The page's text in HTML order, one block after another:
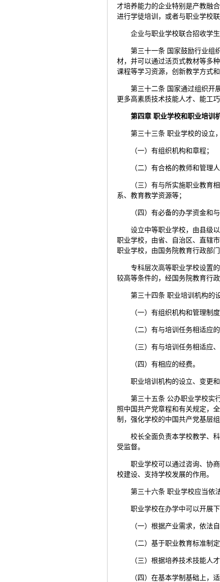
才培养能力的企业特别是产教融
进行学徒培训，或者与职业学校
企业与职业学校联合招收学
第三十一条 国家鼓励行业组
材，并可以通过活页式教材等多
课程等学习资源，创新教学方式
第三十二条 国家通过组织开
更多高素质技术技能人才、能工
第四章 职业学校和职业培训
第三十三条 职业学校的设立
（一）有组织机构和章程；
（二）有合格的教师和管理
（三）有与所实施职业教育
系、教育教学资源等；
（四）有必备的办学资金和
设立中等职业学校，由县级
职业学校，由省、自治区、直辖
职业学校，由国务院教育行政部
专科层次高等职业学校设置
较高等条件的，经国务院教育行
第三十四条 职业培训机构的
（一）有组织机构和管理制
（二）有与培训任务相适应
（三）有与培训任务相适应
（四）有相应的经费。
职业培训机构的设立、变更
第三十五条 公办职业学校实
照中国共产党章程和有关规定，
制，强化学校的中国共产党基层
校长全面负责本学校教学、
受监督。
职业学校可以通过咨询、协
校建设、支持学校发展的作用。
第三十六条 职业学校应当依
职业学校在办学中可以开展
（一）根据产业需求，依法
（二）基于职业教育标准制
（三）根据培养技术技能人
（四）在基本学制基础上，